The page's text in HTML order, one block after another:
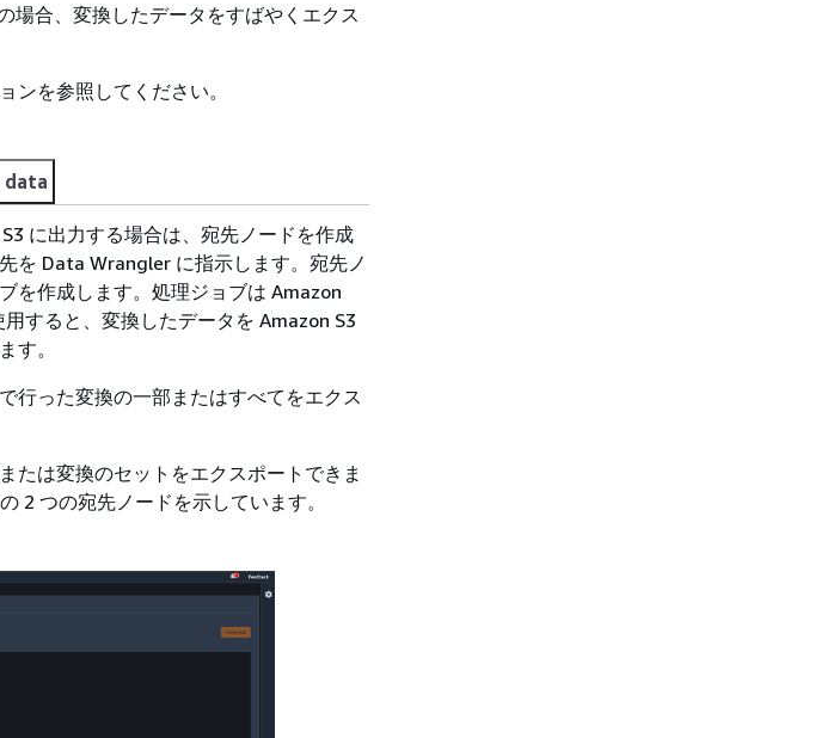
場合、変換したデータをすばやくエクス
ンを参照してください。
data
に出力する場合は、宛先ノードを作成
を Data Wrangler に指示します。宛先ノ
を作成します。処理ジョブは Amazon
すると、変換したデータを Amazon S3
す。
行った変換の一部またはすべてをエクス
たは変換のセットをエクスポートできま
2 つの宛先ノードを示しています。